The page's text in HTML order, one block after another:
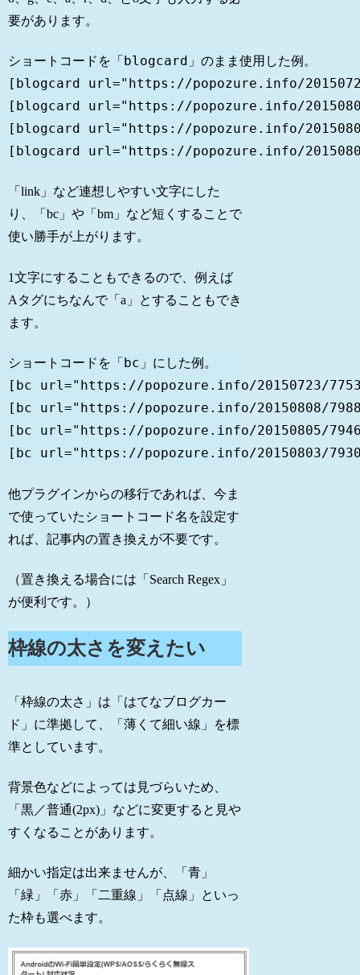
要があります。
ショートコードを「blogcard」のまま使用した例。
[blogcard url="https://popozure.info/
[blogcard url="https://popozure.info/
[blogcard url="https://popozure.info/
[blogcard url="https://popozure.info/
「link」など連想しやすい文字にした
り、「bc」や「bm」など短くすることで
使い勝手が上がります。
1文字にすることもできるので、例えば
Aタグにちなんで「a」とすることもでき
ます。
ショートコードを「bc」にした例。
[bc url="https://popozure.info/20150723/
[bc url="https://popozure.info/20150808/
[bc url="https://popozure.info/20150805/
[bc url="https://popozure.info/20150803/
他プラグインからの移行であれば、今ま
で使っていたショートコード名を設定す
れば、記事内の置き換えが不要です。
（置き換える場合には「Search Regex」
が便利です。）
枠線の太さを変えたい
「枠線の太さ」は「はてなブログカー
ド」に準拠して、「薄くて細い線」を標
準としています。
背景色などによっては見づらいため、
「黒／普通(2px)」などに変更すると見や
すくなることがあります。
細かい指定は出来ませんが、「青」
「緑」「赤」「二重線」「点線」といっ
た枠も選べます。